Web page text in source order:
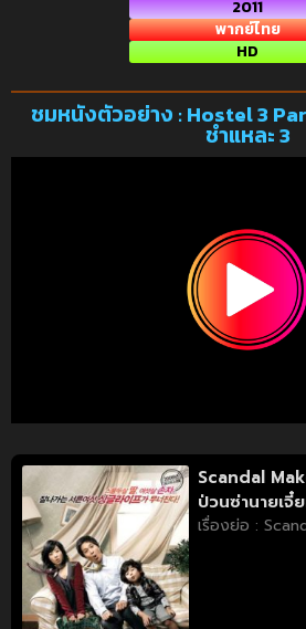
2011
พากย์ไทย
HD
ชมหนังตัวอย่าง : Hostel 3
ชำแหละ 3
Scandal
ป่วนซ่านายเจี๋
เรื่องย่อ :